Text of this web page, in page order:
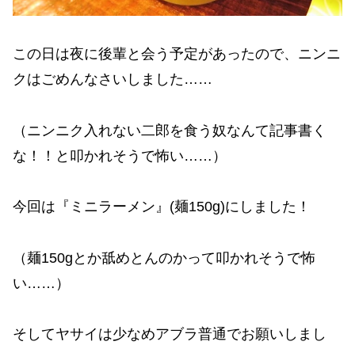
この日は夜に後輩と会う予定があったので、ニンニ
クはごめんなさいしました……
（ニンニク入れない二郎を食う奴なんて記事書く
な！！と叩かれそうで怖い……）
今回は『ミニラーメン』(麺150g)にしました！
（麺150gとか舐めとんのかって叩かれそうで怖
い……）
そしてヤサイは少なめアブラ普通でお願いしまし